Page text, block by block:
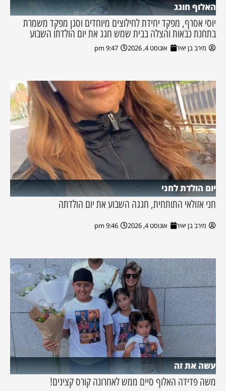
האלוף חוגג
יוסי אסרף, מפקד יחידת לחילוצים מיוחדים וסגן מפקד משמרת
בתחנת כבאות והצלה בבית שמש חגג את יום הולדתו השבוע
מירב בן יאיר אוגוסט 4, 2026 9:47 pm
יום הולדת לחני
חני אזולאי התותחית, חגגה השבוע את יום הולדתה
מירב בן יאיר אוגוסט 4, 2026 9:46 pm
עשה את זה
משה פדידה האלוף סיים ממש לאחרונה קורס קצינים!